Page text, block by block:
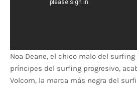
Noa Deane, el chico malo del
príncipes del surfing progresivo,
Volcom, la marca más negra del